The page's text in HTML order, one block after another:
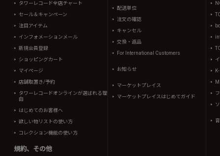
タワーレコード全店チャート
セール＆キャンペーン
注目アイテム
インフォメーションメール
新規会員登録
ショッピングカート
マイページ
店舗取置き/予約
タワーレコードオンラインが選ばれる理
由
はじめてのお客様へ
欲しい物リストの使い方
コレクション機能の使い方
規約、その他
配送単位
注文の確認
キャンセル
交換・返品
For International Customers
お知らせ
マーケットプレイス
マーケットプレイスはじめてガイド